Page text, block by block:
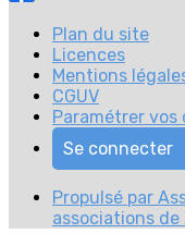
Plan du site
Licences
Mentions
CGUV
Paramétrer vos
Se connecter
Propulsé par
associations de